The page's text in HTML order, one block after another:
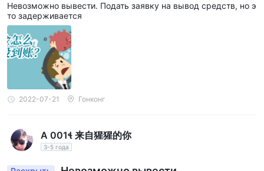
сопряжена с более высоким риском значительных
убытков, особенно если не применяются надлежащие
стратегии управления рисками. трейдеры должны
тщательно оценить свою устойчивость к риску и
финансовые возможности, прежде чем использовать
высокое кредитное плечо, предлагаемое такими
брокерами, как hiifx .
Торговые платформы
hiifxпредоставляет своим клиентам популярные
Невозможно вывести. Подать заявку на вывод средств, но э
то задерживается
2022-07-21 Гонконг
A 001 来自猩猩的你
3-5 года